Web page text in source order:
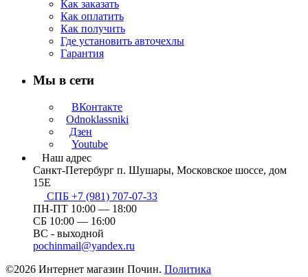
Как заказать
Как оплатить
Как получить
Где установить авточехлы
Гарантия
Мы в сети
ВКонтакте
Odnoklassniki
Дзен
Youtube
Наш адрес
Санкт-Петербург п. Шушары, Московское шоссе, дом
15Е
СПБ +7 (981) 707-07-33
ПН-ПТ 10:00 — 18:00
СБ 10:00 — 16:00
ВС - выходной
pochinmail@yandex.ru
©2026 Интернет магазин Почин. Политика